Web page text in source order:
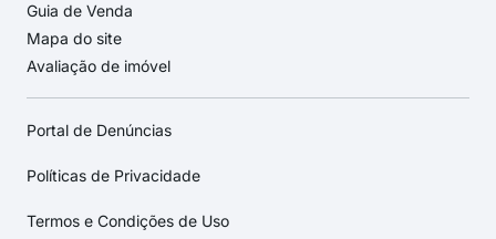
Guia de Venda
Mapa do site
Avaliação de imóvel
Portal de Denúncias
Políticas de Privacidade
Termos e Condições de Uso